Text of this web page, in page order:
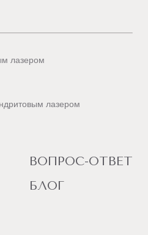
лазером
лазером
ВОПРОС-ОТВЕТ
БЛОГ